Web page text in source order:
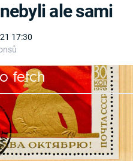
17:30
ale sami
fetch
17. století
která měla šířit
a potlačovat